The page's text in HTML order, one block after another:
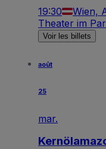
19:30 Wien,
Theater im
Voir les billets
août
25
mar.